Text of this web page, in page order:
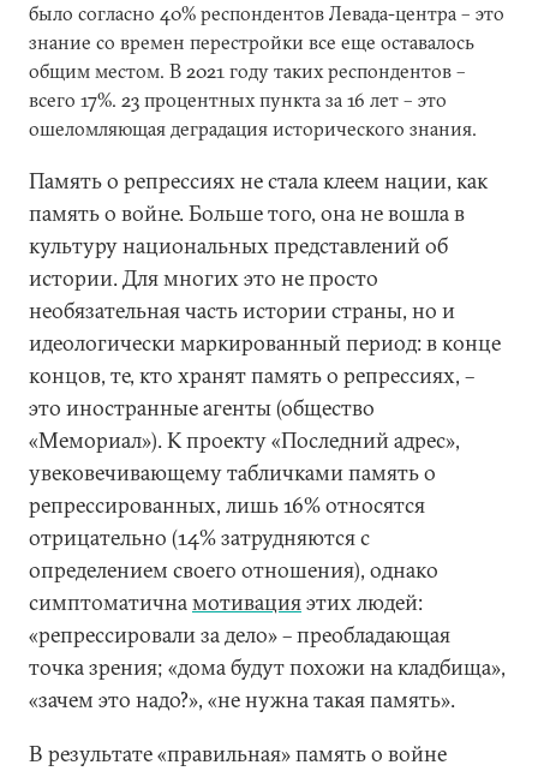
было согласно 40% респондентов Левада-центра – это
знание со времен перестройки все еще оставалось
общим местом. В 2021 году таких респондентов –
всего 17%. 23 процентных пункта за 16 лет – это
ошеломляющая деградация исторического знания.
Память о репрессиях не стала клеем нации, как
память о войне. Больше того, она не вошла в
культуру национальных представлений об
истории. Для многих это не просто
необязательная часть истории страны, но и
идеологически маркированный период: в конце
концов, те, кто хранят память о репрессиях, –
это иностранные агенты (общество
«Мемориал»). К проекту «Последний адрес»,
увековечивающему табличками память о
репрессированных, лишь 16% относятся
отрицательно (14% затрудняются с
определением своего отношения), однако
симптоматичнамотивацияэтих людей:
«репрессировали за дело» – преобладающая
точка зрения; «дома будут похожи на кладбища»,
«зачем это надо?», «не нужна такая память».
В результате «правильная» память о войне